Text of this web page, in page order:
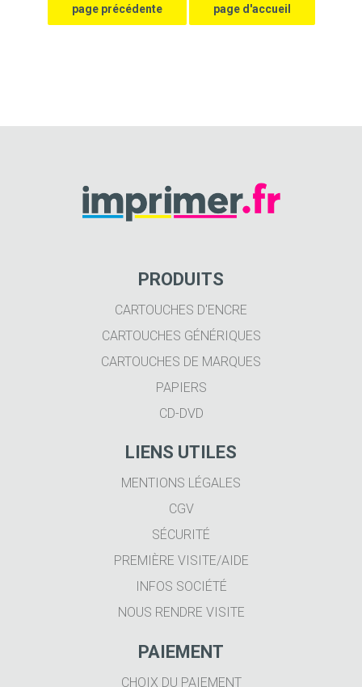
PRODUITS
CARTOUCHES D'ENCRE
CARTOUCHES GÉNÉRIQUES
CARTOUCHES DE MARQUES
PAPIERS
CD-DVD
LIENS UTILES
MENTIONS LÉGALES
CGV
SÉCURITÉ
PREMIÈRE VISITE/AIDE
INFOS SOCIÉTÉ
NOUS RENDRE VISITE
PAIEMENT
CHOIX DU PAIEMENT